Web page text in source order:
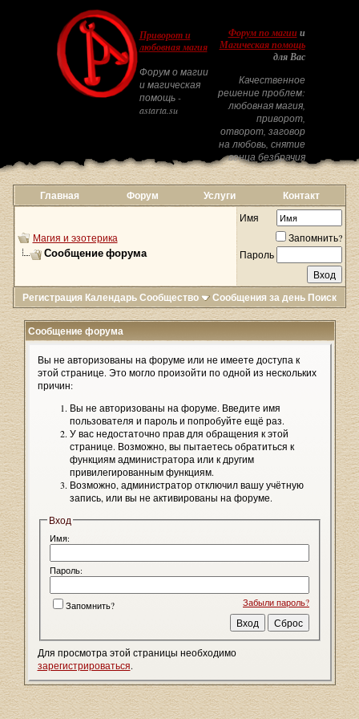
Приворот и
любовная магия
Форум о магии
и магическая
помощь -
astarta.su
Форум по магиии
Магическая помощь
для Вас
Качественное
решение проблем:
любовная магия,
приворот,
отворот, заговор
на любовь, снятие
венца безбрачия
Главная Форум Услуги Контакт
Магия и эзотерика
Сообщение форума
Имя
Запомнить?
Пароль
Регистрация КалендарьСообщество Сообщения за день Поиск
Сообщение форума
Вы не авторизованы на форуме или не имеете доступа к
этой странице. Это могло произойти по одной из нескольких
причин:
Вы не авторизованы на форуме. Введите имя
пользователя и пароль и попробуйте ещё раз.
У вас недостаточно прав для обращения к этой
странице. Возможно, вы пытаетесь обратиться к
функциям администратора или к другим
привилегированным функциям.
Возможно, администратор отключил вашу учётную
запись, или вы не активированы на форуме.
Вход
Имя:
Пароль:
Забыли пароль?
Запомнить?
Для просмотра этой страницы необходимо
зарегистрироваться.